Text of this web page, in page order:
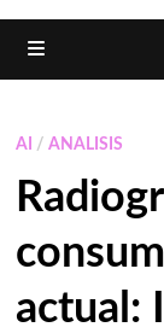
AI / ANALISIS
actual: